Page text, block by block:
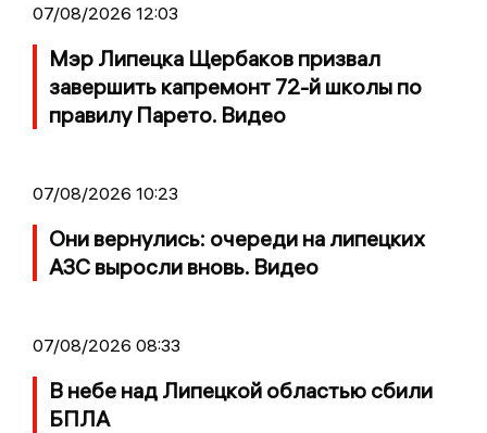
07/08/2026 12:03
Мэр Липецка Щербаков призвал
завершить капремонт 72-й школы по
правилу Парето. Видео
07/08/2026 10:23
Они вернулись: очереди на липецких
АЗС выросли вновь. Видео
07/08/2026 08:33
В небе над Липецкой областью сбили
БПЛА